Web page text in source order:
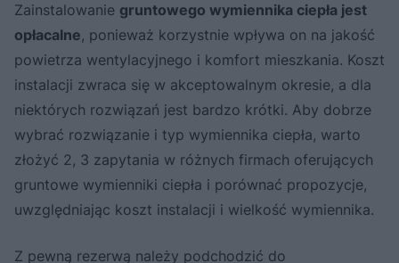
Zainstalowanie gruntowego wymiennika ciepła jest
opłacalne, ponieważ korzystnie wpływa on na jakość
powietrza wentylacyjnego i komfort mieszkania. Koszt
instalacji zwraca się w akceptowalnym okresie, a dla
niektórych rozwiązań jest bardzo krótki. Aby dobrze
wybrać rozwiązanie i typ wymiennika ciepła, warto
złożyć 2, 3 zapytania w różnych firmach oferujących
gruntowe wymienniki ciepła i porównać propozycje,
uwzględniając koszt instalacji i wielkość wymiennika.
Z pewną rezerwą należy podchodzić do